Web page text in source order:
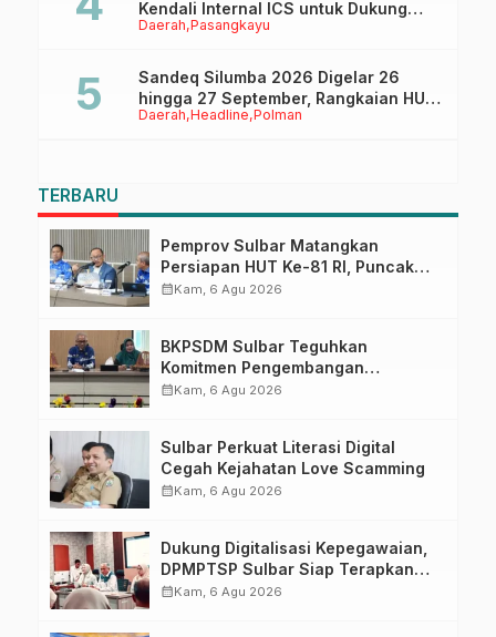
Daerah Pasangkayu
Kendali Internal ICS untuk Dukung
Sertifikasi ISPO Pekebun di
Daerah Headline Polman
Sandeq Silumba 2026 Digelar 26
hingga 27 September, Rangkaian HUT
Sulbar
TERBARU
Pemprov Sulbar Matangkan
Persiapan HUT Ke-81 RI, Puncak
Upacara di Lapangan Ahmad
calendar_monthKam, 6 Agu 2026
BKPSDM Sulbar Teguhkan
Komitmen Pengembangan
Kompetensi ASN melalui
calendar_monthKam, 6 Agu 2026
Sulbar Perkuat Literasi Digital
Cegah Kejahatan Love Scamming
calendar_monthKam, 6 Agu 2026
Dukung Digitalisasi Kepegawaian,
DPMPTSP Sulbar Siap Terapkan
Aplikasi FLEKSI ASN
calendar_monthKam, 6 Agu 2026